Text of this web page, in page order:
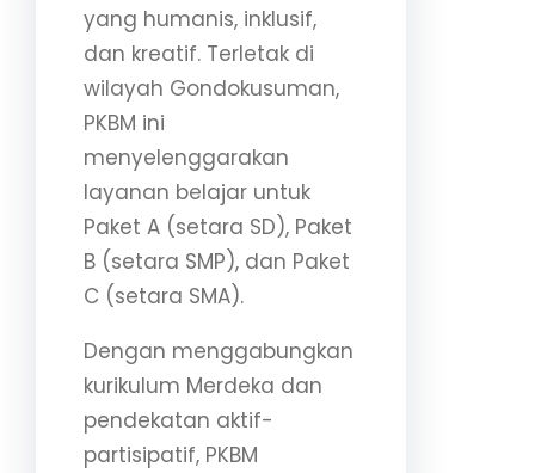
yang humanis, inklusif,
dan kreatif. Terletak di
wilayah Gondokusuman,
PKBM ini
menyelenggarakan
layanan belajar untuk
Paket A (setara SD), Paket
B (setara SMP), dan Paket
C (setara SMA).
Dengan menggabungkan
kurikulum Merdeka dan
pendekatan aktif-
partisipatif, PKBM